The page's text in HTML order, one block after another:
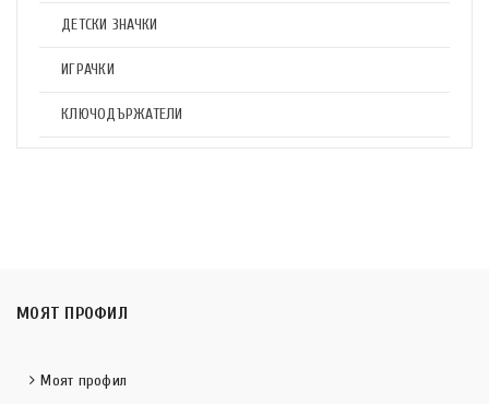
ДЕТСКИ ЗНАЧКИ
ИГРАЧКИ
КЛЮЧОДЪРЖАТЕЛИ
МОЯТ ПРОФИЛ
Моят профил